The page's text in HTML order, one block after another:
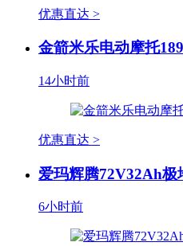
优惠直达 >
金箭米乐电动摩托
14小时前
优惠直达 >
爱玛辉腾72V32Ah
6小时前